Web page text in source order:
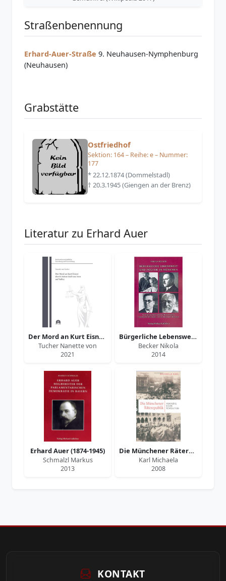
Straßenbenennung
Erhard-Auer-Straße 9. Neuhausen-Nymphenburg
(Neuhausen)
Grabstätte
Ostfriedhof
Sektion: 164 – Reihe: e – Nummer:
177
* 22.12.1874 (Dommelstadl)
† 20.3.1945 (Giengen an der Brenz)
Literatur zu Erhard Auer
Der Mord an Kurt Eisner durch Anton Graf von Arco auf Valley
Tucher Nanette von
2021
Bürgerliche Lebenswelt und Politik in München
Becker Nikola
2014
Erhard Auer (1874-1945)
Schmalzl Markus
2013
Die Münchener Räterepublik
Karl Michaela
2008
KONTAKT